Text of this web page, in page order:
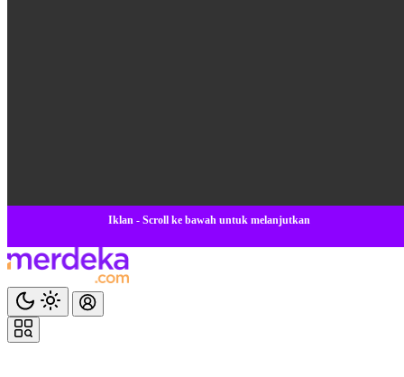
Iklan - Scroll ke bawah untuk melanjutkan